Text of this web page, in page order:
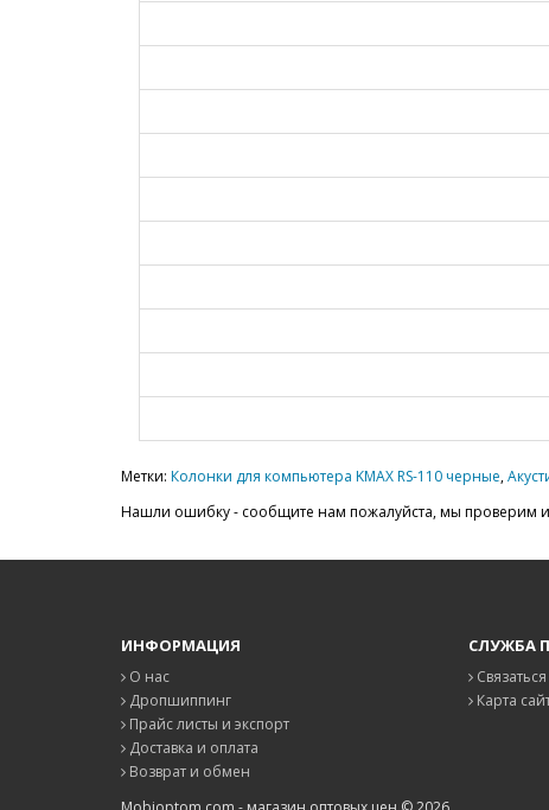
Метки: Колонки для компьютера KMAX RS-110 черные,
Нашли ошибку - сообщите нам пожалуйста, мы проверим
ИНФОРМАЦИЯ
О нас
Дропшиппинг
Прайс листы и экспорт
Доставка и оплата
Возврат и обмен
СЛУЖБА
Карта